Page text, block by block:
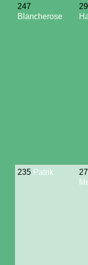
247
Blancherose
235 Patrik